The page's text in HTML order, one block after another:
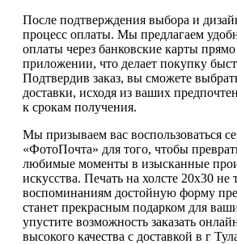
После подтверждения выбора и
процесс оплаты. Мы предлагаем
оплаты через банковские карты
приложении, что делает покупку
Подтвердив заказ, вы сможете
доставки, исходя из ваших
к срокам получения.
Мы призываем вас воспользоваться
«ФотоПочта» для того, чтобы
любимые моменты в изысканные
искусства. Печать на холсте 20х30 не
воспоминаниям достойную форму
станет прекрасным подарком для
упустите возможность заказать
высокого качества с доставкой в г